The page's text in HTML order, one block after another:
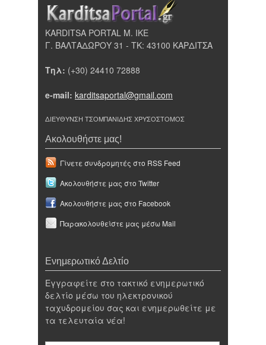
KARDITSA PORTAL Μ. ΙΚΕ
Γ. ΒΑΛΤΑΔΩΡΟΥ 31 - ΤΚ: 43100 ΚΑΡΔΙΤΣΑ
Τηλ: (+30) 24410 72888
e-mail: karditsaportal@gmail.com
ΔΙΕΥΘΥΝΣΗ ΤΣΟΜΠΑΝΙΔΗΣ ΧΡΥΣΟΣΤΟΜΟΣ
Ακολουθήστε μας!
Γίνετε συνδρομητές στο RSS Feed
Ακολουθήστε μας στο Twitter
Ακολουθήστε μας στο Facebook
Παρακολουθείστε μας μέσω Mail
Ενημερωτικό Δελτίο
Εγγραφείτε στο τακτικό ενημερωτικό
δελτίο μέσω του ηλεκτρονικού
ταχυδρομείου σας και ενημερωθείτε με
τα τελευταία νέα!